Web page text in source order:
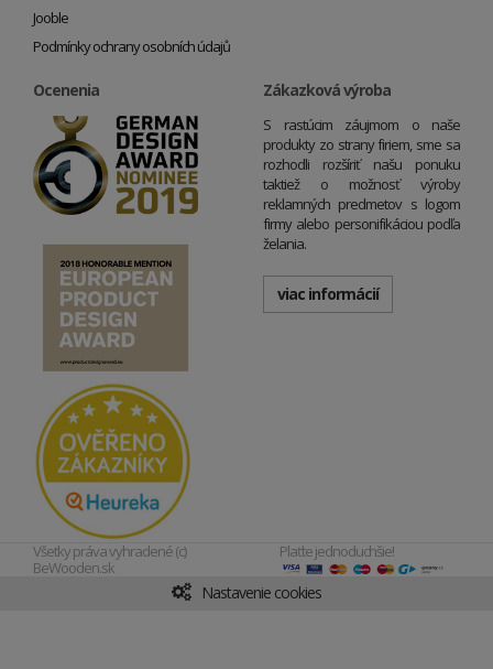
Jooble
Podmínky ochrany osobních údajů
Ocenenia Zákazková výroba
S rastúcim záujmom o naše
produkty zo strany firiem, sme sa
rozhodli rozšíriť našu ponuku
taktiež o možnosť výroby
reklamných predmetov s logom
firmy alebo personifikáciou podľa
želania.
viac informácií
Všetky práva vyhradené (c)
BeWooden.sk
Plaťte jednoduchšie!
Nastavenie cookies